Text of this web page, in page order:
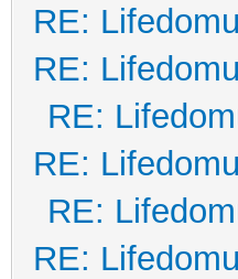
RE:
RE:
RE:
RE:
RE:
RE: